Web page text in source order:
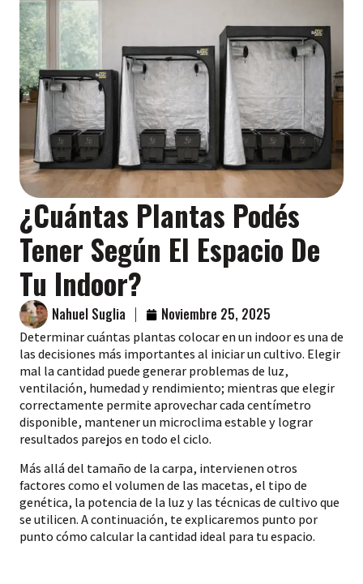
¿Cuántas Plantas Podés
Tener Según El Espacio De
Tu Indoor?
Nahuel Suglia Noviembre 25, 2025
Determinar cuántas plantas colocar en un indoor es una de
las decisiones más importantes al iniciar un cultivo. Elegir
mal la cantidad puede generar problemas de luz,
ventilación, humedad y rendimiento; mientras que elegir
correctamente permite aprovechar cada centímetro
disponible, mantener un microclima estable y lograr
resultados parejos en todo el ciclo.
Más allá del tamaño de la carpa, intervienen otros
factores como el volumen de las macetas, el tipo de
genética, la potencia de la luz y las técnicas de cultivo que
se utilicen. A continuación, te explicaremos punto por
punto cómo calcular la cantidad ideal para tu espacio.